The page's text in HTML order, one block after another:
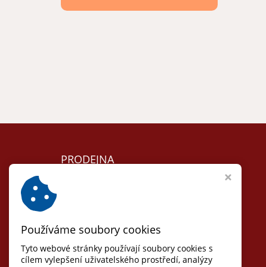
PRODEJNA
Otvírací doba:
(pauza 12-13)
Používáme soubory cookies
Tyto webové stránky používají soubory cookies s
cílem vylepšení uživatelského prostředí, analýzy